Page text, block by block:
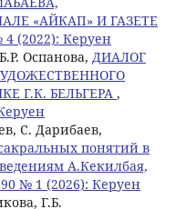
«АЙКАП» И ГАЗЕТЕ
(2022): Керуен
Оспанова, ДИАЛОГ
Г.К. БЕЛЬГЕРА ,
С. Дарибаев,
понятий в
А.Кекилбая,
№ 1 (2026): Керуен
Г.Б.